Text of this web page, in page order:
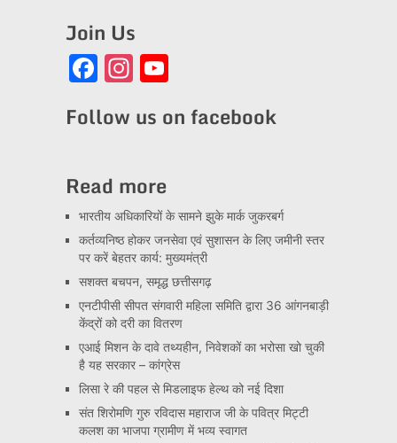
Join Us
Facebook
Instagram
YouTube
Follow us on facebook
Read more
भारतीय अधिकारियों के सामने झुके मार्क जुकरबर्ग
कर्तव्यनिष्ठ होकर जनसेवा एवं सुशासन के लिए जमीनी स्तर
पर करें बेहतर कार्य: मुख्यमंत्री
सशक्त बचपन, समृद्ध छत्तीसगढ़
एनटीपीसी सीपत संगवारी महिला समिति द्वारा 36 आंगनबाड़ी
केंद्रों को दरी का वितरण
एआई मिशन के दावे तथ्यहीन, निवेशकों का भरोसा खो चुकी
है यह सरकार – कांग्रेस
लिसा रे की पहल से मिडलाइफ हेल्थ को नई दिशा
संत शिरोमणि गुरु रविदास महाराज जी के पवित्र मिट्टी
कलश का भाजपा ग्रामीण में भव्य स्वागत